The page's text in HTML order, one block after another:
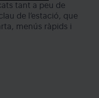
tant a peu de
de l’estació, que
menús ràpids i